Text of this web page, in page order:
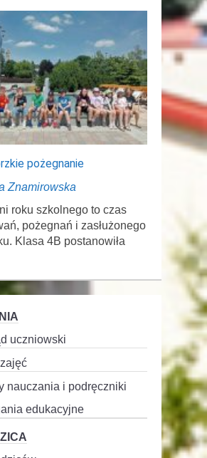
pożegnanie
Znamirowska
roku szkolnego to czas
pożegnań i zasłużonego
Klasa 4B postanowiła
uczniowski
nauczania i podręczniki
edukacyjne